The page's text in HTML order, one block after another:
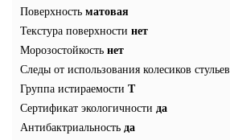
Поверхность матовая
Текстура поверхности нет
Морозостойкость нет
Следы от использования колесиков стульев
Группа истираемости T
Сертификат экологичности да
Антибактриальность да